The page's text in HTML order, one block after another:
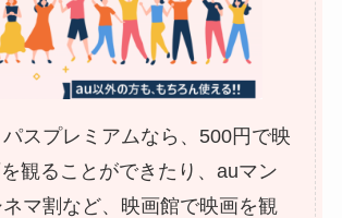
スプレミアムなら、500円で映
観ることができたり、auマン
マ割など、映画館で映画を観